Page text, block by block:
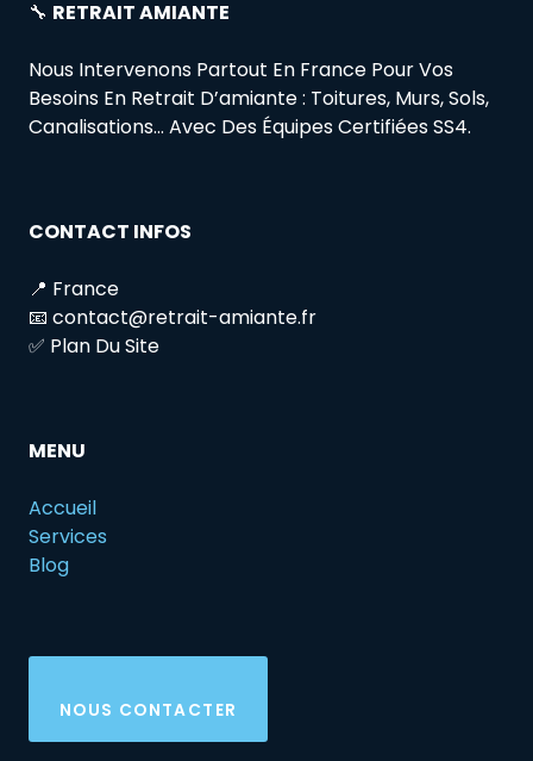
🔧 RETRAIT AMIANTE
Nous Intervenons Partout En France Pour Vos
Besoins En Retrait D’amiante : Toitures, Murs, Sols,
Canalisations… Avec Des Équipes Certifiées SS4.
CONTACT INFOS
📍 France
📧 contact@retrait-amiante.fr
✅ Plan Du Site
MENU
Accueil
Services
Blog
NOUS CONTACTER